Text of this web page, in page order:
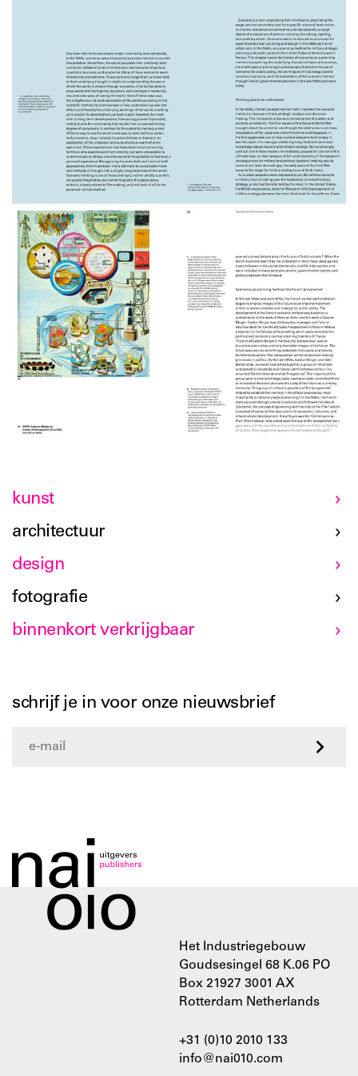
die vorm en richting zullen geven aan onze toekomst.
Mede mogelijk gemaakt door het Stimuleringsfonds
voor Architectuur, ETH Zurich Faculteit Department of
Architecture en de Stiftung zur Förderung des
Bauwesens van de ETH Zürich.
kunst
architectuur
design
fotografie
binnenkort verkrijgbaar
schrijf je in voor onze nieuwsbrief
Het Industriegebouw
Goudsesingel 68 K.06 PO
Box 21927 3001 AX
Rotterdam Netherlands
+31 (0)10 2010 133
info@nai010.com